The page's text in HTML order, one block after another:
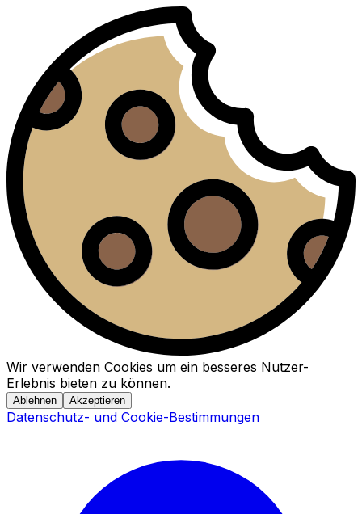
Wir verwenden Cookies um ein besseres Nutzer-
Erlebnis bieten zu können.
Ablehnen Akzeptieren
Datenschutz- und Cookie-Bestimmungen